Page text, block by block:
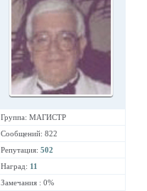
Группа: МАГИСТР
Сообщений: 822
Репутация: 502
Наград: 11
Замечания : 0%